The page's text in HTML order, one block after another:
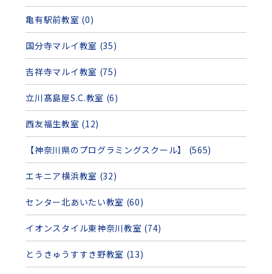
亀有駅前教室 (0)
国分寺マルイ教室 (35)
吉祥寺マルイ教室 (75)
立川髙島屋S.C.教室 (6)
西友福生教室 (12)
【神奈川県のプログラミングスクール】 (565)
エキニア横浜教室 (32)
センター北あいたい教室 (60)
イオンスタイル東神奈川教室 (74)
とうきゅうすすき野教室 (13)